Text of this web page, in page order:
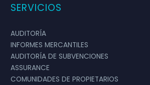
SERVICIOS
AUDITORÍA
INFORMES MERCANTILES
AUDITORÍA DE SUBVENCIONES
ASSURANCE
COMUNIDADES DE PROPIETARIOS